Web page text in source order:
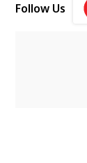
Follow Us